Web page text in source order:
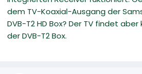
dem TV-Koaxial-Ausgang der
DVB-T2 HD Box? Der TV findet
der DVB-T2 Box.